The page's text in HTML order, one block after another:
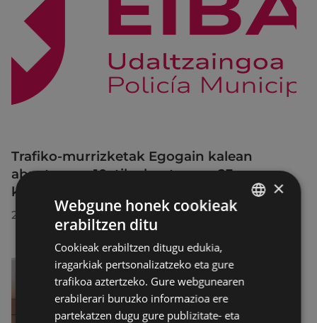
Trafiko-murrizketak Egogain kalean
abuztuaren 10etik abuztuaren 23ra,
konponketa-lanak direla-eta
2026/07/30
×
Webgune honek cookieak
erabiltzen ditu
Cookieak erabiltzen ditugu edukia,
iragarkiak pertsonalizatzeko eta gure
trafikoa aztertzeko. Gure webgunearen
erabilerari buruzko informazioa ere
partekatzen dugu gure publizitate- eta